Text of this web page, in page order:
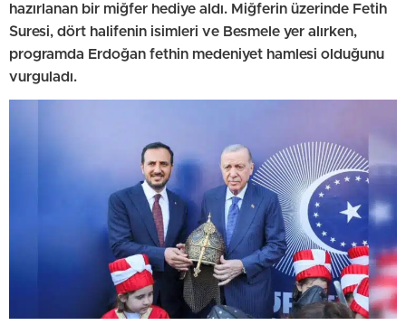
hazırlanan bir miğfer hediye aldı. Miğferin üzerinde Fetih
Suresi, dört halifenin isimleri ve Besmele yer alırken,
programda Erdoğan fethin medeniyet hamlesi olduğunu
vurguladı.